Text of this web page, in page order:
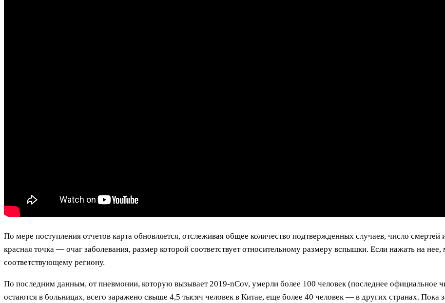
По мере поступления отчетов карта обновляется, отслеживая общее количество подтвержденных случаев, число
красная точка — очаг заболевания, размер которой соответствует относительному размеру вспышки. Если нажать на
соответствующему региону.
По последним данным, от пневмонии, которую вызывает 2019-nCov, умерли более 100 человек (последнее официальное
остаются в больницах, всего заражено свыше 4,5 тысяч человек в Китае, еще более 40 человек — в других странах. Пока